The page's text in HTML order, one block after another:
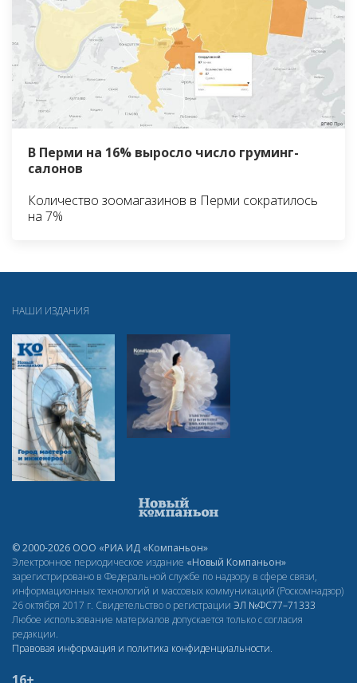
В Перми на 16% выросло число груминг-
салонов
Количество зоомагазинов в Перми сократилось
на 7%
НАШИ ИЗДАНИЯ
© 2000-2026 ООО «РИА ИД «Компаньон»
Электронное периодическое издание «Новый Компаньон»
зарегистрировано в Федеральной службе по надзору в сфере связи,
информационных технологий и массовых коммуникаций (Роскомнадзор)
26 октября 2017 г. Свидетельство о регистрации ЭЛ №ФС77–71333
Любое использование материалов допускается только с согласия
редакции.
Правовая информация и политика конфиденциальности.